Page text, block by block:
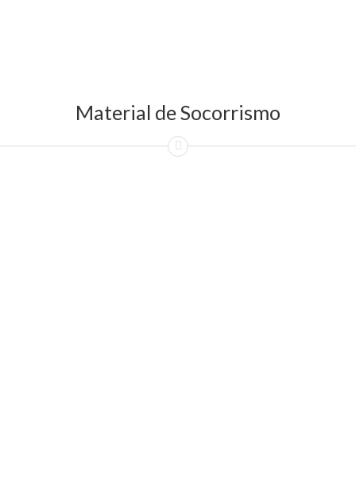
Material de Socorrismo